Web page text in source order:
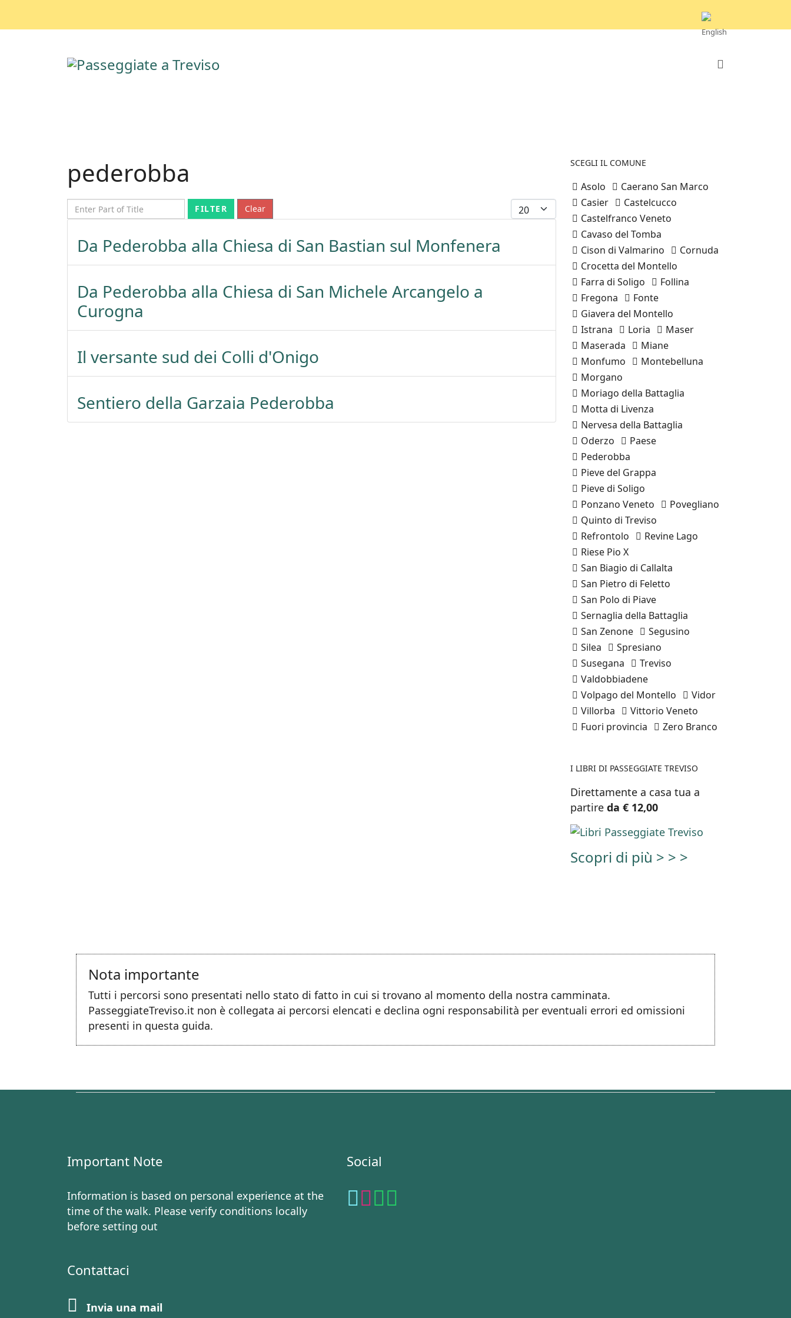
pederobba
Enter Part of Title FILTER Clear Display #
Da Pederobba alla Chiesa di San Bastian sul Monfenera
Da Pederobba alla Chiesa di San Michele Arcangelo a
Curogna
Il versante sud dei Colli d'Onigo
Sentiero della Garzaia Pederobba
SCEGLI IL COMUNE
Asolo
Caerano San Marco
Casier
Castelcucco
Castelfranco Veneto
Cavaso del Tomba
Cison di Valmarino
Cornuda
Crocetta del Montello
Farra di Soligo
Follina
Fregona
Fonte
Giavera del Montello
Istrana
Loria
Maser
Maserada
Miane
Monfumo
Montebelluna
Morgano
Moriago della Battaglia
Motta di Livenza
Nervesa della Battaglia
Oderzo
Paese
Pederobba
Pieve del Grappa
Pieve di Soligo
Ponzano Veneto
Povegliano
Quinto di Treviso
Refrontolo
Revine Lago
Riese Pio X
San Biagio di Callalta
San Pietro di Feletto
San Polo di Piave
Sernaglia della Battaglia
San Zenone
Segusino
Silea
Spresiano
Susegana
Treviso
Valdobbiadene
Volpago del Montello
Vidor
Villorba
Vittorio Veneto
Fuori provincia
Zero Branco
I LIBRI DI PASSEGGIATE TREVISO
Direttamente a casa tua a
partire da € 12,00
Scopri di più > > >
Nota importante
Tutti i percorsi sono presentati nello stato di fatto in cui si trovano al momento della nostra camminata.
PasseggiateTreviso.it non è collegata ai percorsi elencati e declina ogni responsabilità per eventuali errori ed omissioni
presenti in questa guida.
Important Note
Information is based on personal experience at the
time of the walk. Please verify conditions locally
before setting out
Contattaci
Invia una mail
Social